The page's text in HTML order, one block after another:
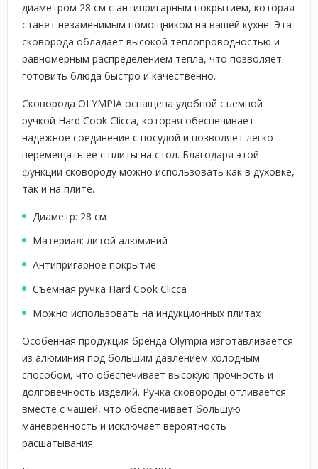
диаметром 28 см с антипригарным покрытием, которая
станет незаменимым помощником на вашей кухне. Эта
сковорода обладает высокой теплопроводностью и
равномерным распределением тепла, что позволяет
готовить блюда быстро и качественно.
Сковорода OLYMPIA оснащена удобной съемной
ручкой Hard Cook Clicca, которая обеспечивает
надежное соединение с посудой и позволяет легко
перемещать ее с плиты на стол. Благодаря этой
функции сковороду можно использовать как в духовке,
так и на плите.
Диаметр: 28 см
Материал: литой алюминий
Антипригарное покрытие
Съемная ручка Hard Cook Clicca
Можно использовать на индукционных плитах
Особенная продукция бренда Olympia изготавливается
из алюминия под большим давлением холодным
способом, что обеспечивает высокую прочность и
долговечность изделий. Ручка сковороды отливается
вместе с чашей, что обеспечивает большую
маневренность и исключает вероятность
расшатывания.